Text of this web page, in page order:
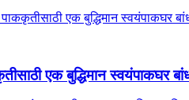
एक बुद्धिमान स्वयंपाकघर